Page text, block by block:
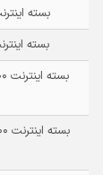
بسته اینترنت ۵۰ گیگابایت
بسته اینترنت ۹۰ گیگابایت